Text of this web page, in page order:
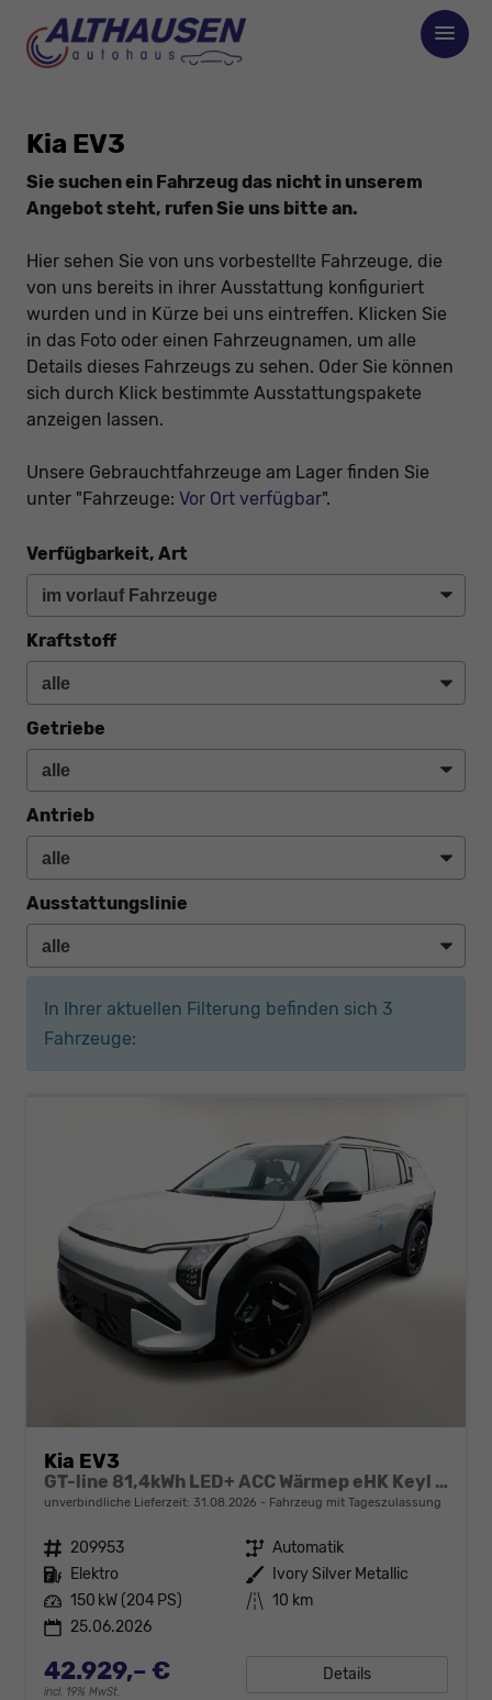
Kia EV3
Sie suchen ein Fahrzeug das nicht in unserem
Angebot steht, rufen Sie uns bitte an.
Hier sehen Sie von uns vorbestellte Fahrzeuge, die
von uns bereits in ihrer Ausstattung konfiguriert
wurden und in Kürze bei uns eintreffen. Klicken Sie
in das Foto oder einen Fahrzeugnamen, um alle
Details dieses Fahrzeugs zu sehen. Oder Sie können
sich durch Klick bestimmte Ausstattungspakete
anzeigen lassen.
Unsere Gebrauchtfahrzeuge am Lager finden Sie
unter "Fahrzeuge: Vor Ort verfügbar".
Verfügbarkeit, Art
Kraftstoff
Getriebe
Antrieb
Ausstattungslinie
In Ihrer aktuellen Filterung befinden sich 3
Fahrzeuge:
Kia EV3
GT-line 81,4kWh LED+ ACC Wärmep eHK Keyl SHZ
unverbindliche Lieferzeit: 31.08.2026 Fahrzeug mit Tageszulassung
Fahrzeugnr. 209953 Getriebe Automatik
Kraftstoff Elektro Außenfarbe
Ivory Silver Metallic
Leistung 150 kW (204 PS) Kilometerstand 10 km
25.06.2026
42.929,– €
incl. 19% MwSt.
Details